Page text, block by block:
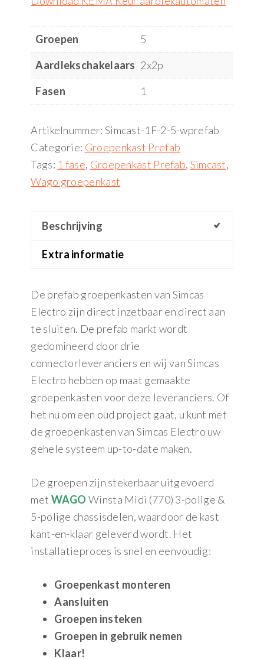
Groepen
5
Aardlekschakelaars 2x2p
Fasen
1
Artikelnummer: Simcast-1F-2-5-wprefab
Categorie: Groepenkast Prefab
Tags: 1 fase, Groepenkast Prefab, Simcast,
Wago groepenkast
Beschrijving
Extra informatie
De prefab groepenkasten van Simcas
Electro zijn direct inzetbaar en direct aan
te sluiten. De prefab markt wordt
gedomineerd door drie
connectorleveranciers en wij van Simcas
Electro hebben op maat gemaakte
groepenkasten voor deze leveranciers. Of
het nu om een oud project gaat, u kunt met
de groepenkasten van Simcas Electro uw
gehele systeem up-to-date maken.
De groepen zijn stekerbaar uitgevoerd
met WAGO Winsta Midi (770) 3-polige &
5-polige chassisdelen, waardoor de kast
kant-en-klaar geleverd wordt. Het
installatieproces is snel en eenvoudig:
Groepenkast monteren
Aansluiten
Groepen insteken
Groepen in gebruik nemen
Klaar!